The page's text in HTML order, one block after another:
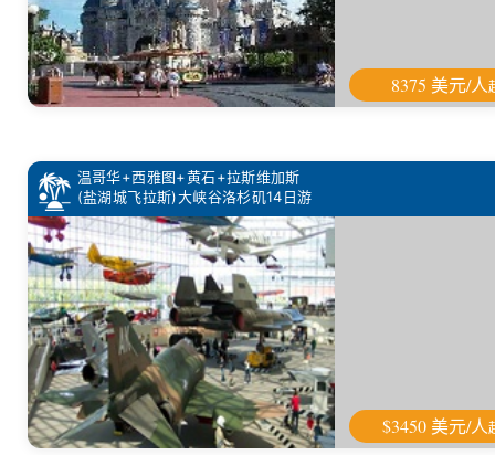
8375 美元/人
温哥华+西雅图+黄石+拉斯维加斯
(盐湖城飞拉斯)大峡谷洛杉矶14日游
$3450 美元/人